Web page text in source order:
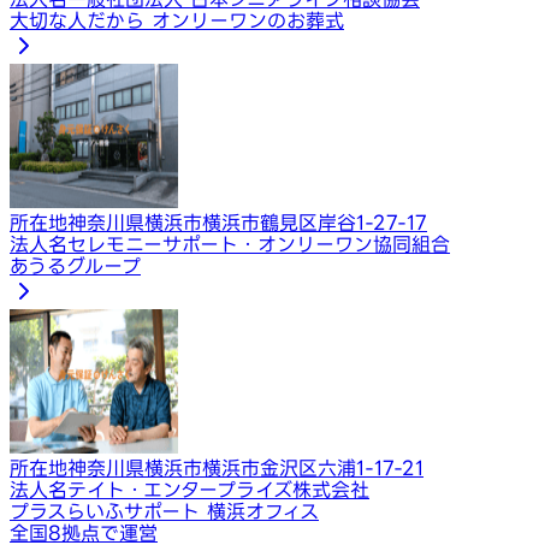
大切な人だから オンリーワンのお葬式
所在地神奈川県横浜市横浜市鶴見区岸谷1-27-17
法人名セレモニーサポート・オンリーワン協同組合
あうるグループ
所在地神奈川県横浜市横浜市金沢区六浦1-17-21
法人名テイト・エンタープライズ株式会社
プラスらいふサポート 横浜オフィス
全国8拠点で運営